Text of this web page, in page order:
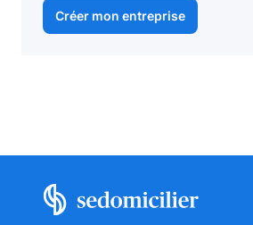
Créer mon entreprise